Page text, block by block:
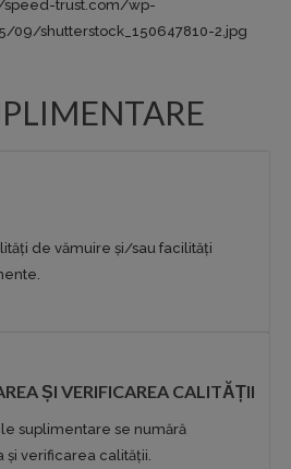
de vămuire și/sau facilități
ȘI VERIFICAREA CALITĂȚII
suplimentare se numără
și verificarea calității.